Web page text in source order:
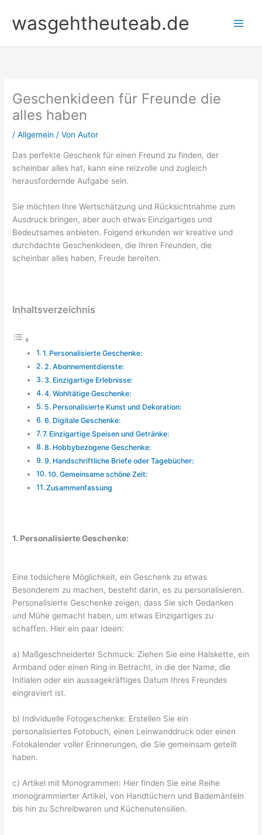
Inhalt
springen
wasgehtheuteab.de
Geschenkideen für Freunde die
alles haben
/Allgemein / VonAutor
Das perfekte Geschenk für einen Freund zu finden, der
scheinbar alles hat, kann eine reizvolle und zugleich
herausfordernde Aufgabe sein.
Sie möchten Ihre Wertschätzung und Rücksichtnahme zum
Ausdruck bringen, aber auch etwas Einzigartiges und
Bedeutsames anbieten. Folgend erkunden wir kreative und
durchdachte Geschenkideen, die Ihren Freunden, die
scheinbar alles haben, Freude bereiten.
Inhaltsverzeichnis
1. Personalisierte Geschenke:
2. Abonnementdienste:
3. Einzigartige Erlebnisse:
4. Wohltätige Geschenke:
5. Personalisierte Kunst und Dekoration:
6. Digitale Geschenke:
7. Einzigartige Speisen und Getränke:
8. Hobbybezogene Geschenke:
9. Handschriftliche Briefe oder Tagebücher:
10. Gemeinsame schöne Zeit:
Zusammenfassung
1. Personalisierte Geschenke:
Eine todsichere Möglichkeit, ein Geschenk zu etwas
Besonderem zu machen, besteht darin, es zu personalisieren.
Personalisierte Geschenke zeigen, dass Sie sich Gedanken
und Mühe gemacht haben, um etwas Einzigartiges zu
schaffen. Hier ein paar Ideen:
a) Maßgeschneiderter Schmuck: Ziehen Sie eine Halskette, ein
Armband oder einen Ring in Betracht, in die der Name, die
Initialen oder ein aussagekräftiges Datum Ihres Freundes
eingraviert ist.
b) Individuelle Fotogeschenke: Erstellen Sie ein
personalisiertes Fotobuch, einen Leinwanddruck oder einen
Fotokalender voller Erinnerungen, die Sie gemeinsam geteilt
haben.
c) Artikel mit Monogrammen: Hier finden Sie eine Reihe
monogrammierter Artikel, von Handtüchern und Bademänteln
bis hin zu Schreibwaren und Küchenutensilien.